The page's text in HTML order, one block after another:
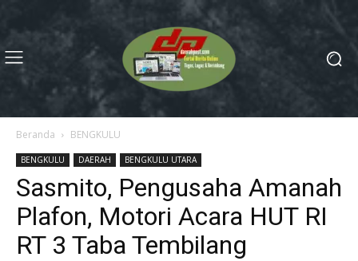
Beranda BENGKULU
BENGKULU DAERAH BENGKULU UTARA
Sasmito, Pengusaha Amanah
Plafon, Motori Acara HUT RI
RT 3 Taba Tembilang